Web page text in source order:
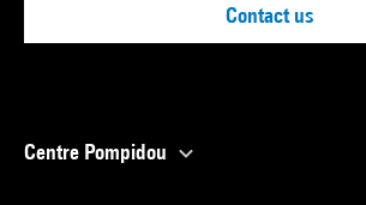
Contact us
Centre Pompidou